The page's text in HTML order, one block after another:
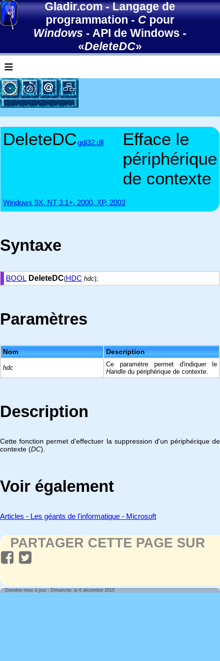
Gladir.com-Langage de
programmation-Cpour
Windows - API de Windows -
«DeleteDC»
≡
DeleteDCgdi32.dll
Efface le
périphérique
de contexte
Windows 9X, NT 3.1+, 2000, XP, 2003
Syntaxe
BOOL DeleteDC(HDC hdc);
Paramètres
Nom Description
hdc
Ce paramètre permet d'indiquer le
Handle du périphérique de contexte.
Description
Cette fonction permet d'effectuer la suppression d'un périphérique de
contexte (DC).
Voir également
Articles - Les géants de l'informatique - Microsoft
PARTAGER CETTE PAGE SUR
Dernière mise à jour : Dimanche, le 6 décembre 2015